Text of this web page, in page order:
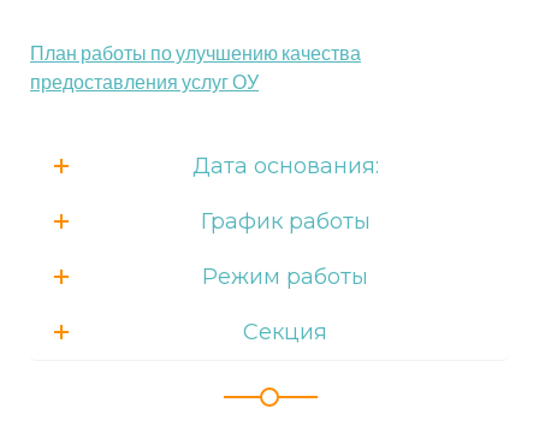
План работы по улучшению качества
предоставления услуг ОУ
Дата основания:
График работы
Режим работы
Секция